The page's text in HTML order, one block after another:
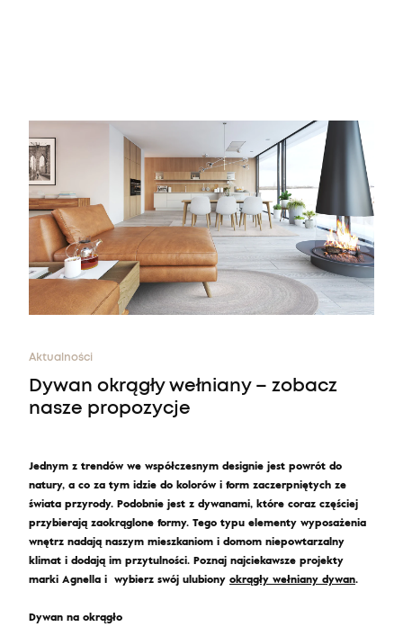
Aktualności
Dywan okrągły wełniany – zobacz
nasze propozycje
Jednym z trendów we współczesnym designie jest powrót do
natury, a co za tym idzie do kolorów i form zaczerpniętych ze
świata przyrody. Podobnie jest z dywanami, które coraz częściej
przybierają zaokrąglone formy. Tego typu elementy wyposażenia
wnętrz nadają naszym mieszkaniom i domom niepowtarzalny
klimat i dodają im przytulności. Poznaj najciekawsze projekty
marki Agnella i wybierz swój ulubiony okrągły wełniany dywan.
Dywan na okrągło